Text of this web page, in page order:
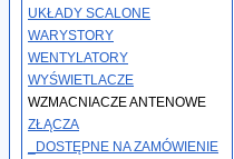
UKŁADY SCALONE
WARYSTORY
WENTYLATORY
WYŚWIETLACZE
WZMACNIACZE ANTENOWE
ZŁĄCZA
_DOSTĘPNE NA ZAMÓWIENIE